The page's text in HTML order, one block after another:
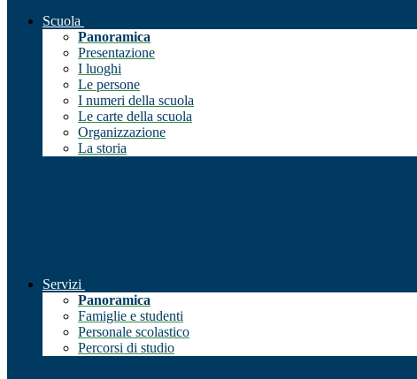
Scuola
Panoramica
Presentazione
I luoghi
Le persone
I numeri della scuola
Le carte della scuola
Organizzazione
La storia
Servizi
Panoramica
Famiglie e studenti
Personale scolastico
Percorsi di studio